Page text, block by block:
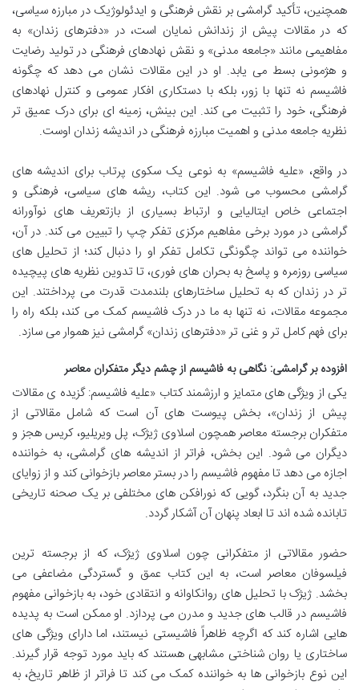
همچنین، تأکید گرامشی بر نقش فرهنگی و ایدئولوژیک در مبارزه سیاسی،
که در مقالات پیش از زندانش نمایان است، در «دفترهای زندان» به
مفاهیمی مانند «جامعه مدنی» و نقش نهادهای فرهنگی در تولید رضایت
و هژمونی بسط می یابد. او در این مقالات نشان می دهد که چگونه
فاشیسم نه تنها با زور، بلکه با دستکاری افکار عمومی و کنترل نهادهای
فرهنگی، خود را تثبیت می کند. این بینش، زمینه ای برای درک عمیق تر
نظریه جامعه مدنی و اهمیت مبارزه فرهنگی در اندیشه زندان اوست.
در واقع، «علیه فاشیسم» به نوعی یک سکوی پرتاب برای اندیشه های
گرامشی محسوب می شود. این کتاب، ریشه های سیاسی، فرهنگی و
اجتماعی خاص ایتالیایی و ارتباط بسیاری از بازتعریف های نوآورانه
گرامشی در مورد برخی مفاهیم مرکزی تفکر چپ را تبیین می کند. در آن،
خواننده می تواند چگونگی تکامل تفکر او را دنبال کند؛ از تحلیل های
سیاسی روزمره و پاسخ به بحران های فوری، تا تدوین نظریه های پیچیده
تر در زندان که به تحلیل ساختارهای بلندمدت قدرت می پرداختند. این
مجموعه مقالات، نه تنها به ما در درک فاشیسم کمک می کند، بلکه راه را
برای فهم کامل تر و غنی تر «دفترهای زندان» گرامشی نیز هموار می سازد.
افزوده بر گرامشی: نگاهی به فاشیسم از چشم دیگر متفکران معاصر
یکی از ویژگی های متمایز و ارزشمند کتاب «علیه فاشیسم: گزیده ی مقالات
پیش از زندان»، بخش پیوست های آن است که شامل مقالاتی از
متفکران برجسته معاصر همچون اسلاوی ژیژک، پل ویریلیو، کریس هجز و
دیگران می شود. این بخش، فراتر از اندیشه های گرامشی، به خواننده
اجازه می دهد تا مفهوم فاشیسم را در بستر معاصر بازخوانی کند و از زوایای
جدید به آن بنگرد، گویی که نورافکن های مختلفی بر یک صحنه تاریخی
تابانده شده اند تا ابعاد پنهان آن آشکار گردد.
حضور مقالاتی از متفکرانی چون اسلاوی ژیژک، که از برجسته ترین
فیلسوفان معاصر است، به این کتاب عمق و گستردگی مضاعفی می
بخشد. ژیژک با تحلیل های روانکاوانه و انتقادی خود، به بازخوانی مفهوم
فاشیسم در قالب های جدید و مدرن می پردازد. او ممکن است به پدیده
هایی اشاره کند که اگرچه ظاهراً فاشیستی نیستند، اما دارای ویژگی های
ساختاری یا روان شناختی مشابهی هستند که باید مورد توجه قرار گیرند.
این نوع بازخوانی ها به خواننده کمک می کند تا فراتر از ظاهر تاریخ، به